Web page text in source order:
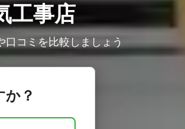
工事店
コミを比較しましょう
か？